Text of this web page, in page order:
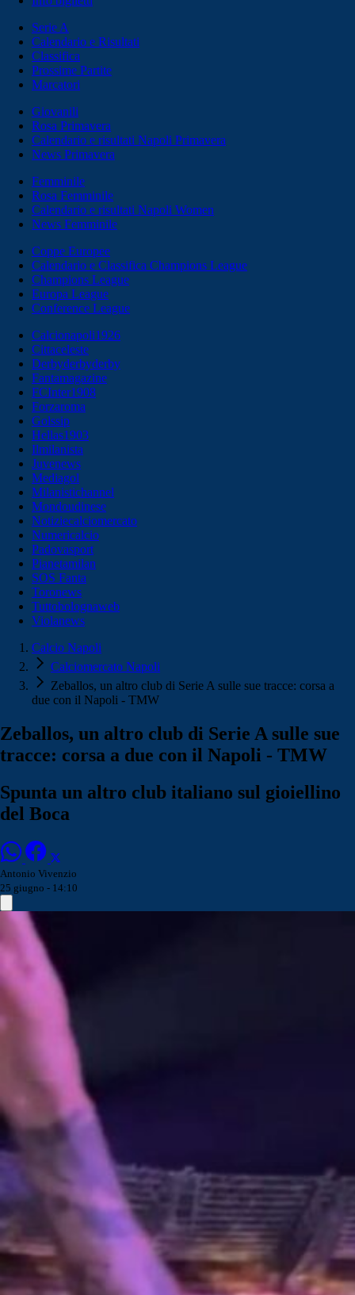
Serie A
Calendario e Risultati
Classifica
Prossime Partite
Marcatori
Giovanili
Rosa Primavera
Calendario e risultati Napoli Primavera
News Primavera
Femminile
Rosa Femminile
Calendario e risultati Napoli Women
News Femminile
Coppe Europee
Calendario e Classifica Champions League
Champions League
Europa League
Conference League
Calcionapoli1926
Cittaceleste
Derbyderbyderby
Fantamagazine
FCInter1908
Forzaroma
Golssip
Hellas1903
Ilmilanista
Juvenews
Mediagol
Milanistichannel
Mondoudinese
Notiziecalciomercato
Numericalcio
Padovasport
Pianetamilan
SOS Fanta
Toronews
Tuttobolognaweb
Violanews
Calcio Napoli
Calciomercato Napoli
Zeballos, un altro club di Serie A sulle sue tracce: corsa a
due con il Napoli - TMW
Zeballos, un altro club di Serie A sulle sue
tracce: corsa a due con il Napoli - TMW
Spunta un altro club italiano sul gioiellino
del Boca
Antonio Vivenzio
25 giugno - 14:10